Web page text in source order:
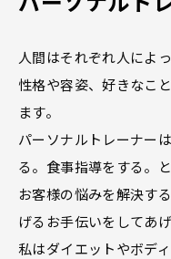
人間はそれぞれ人によ
性格や容姿、好きなこ
ます。
パーソナルトレーナー
る。食事指導をする。
お客様の悩みを解決す
げるお手伝いをしてあ
私はダイエットやボデ